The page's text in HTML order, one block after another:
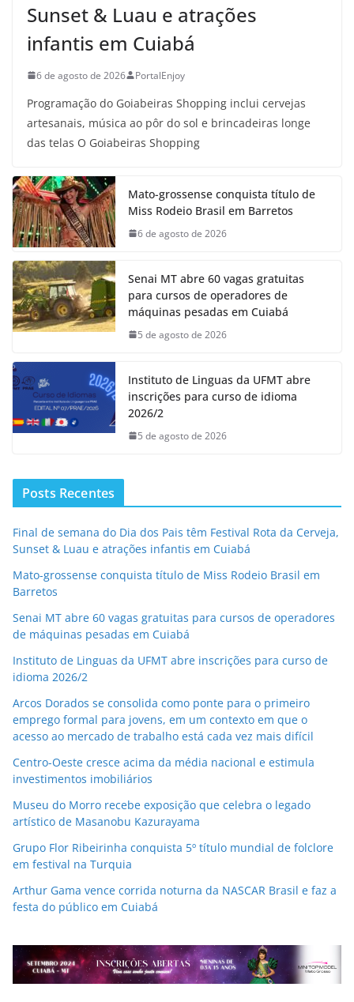
Sunset & Luau e atrações
infantis em Cuiabá
6 de agosto de 2026 PortalEnjoy
Programação do Goiabeiras Shopping inclui cervejas
artesanais, música ao pôr do sol e brincadeiras longe
das telas O Goiabeiras Shopping
Mato-grossense conquista título de
Miss Rodeio Brasil em Barretos
6 de agosto de 2026
Senai MT abre 60 vagas gratuitas
para cursos de operadores de
máquinas pesadas em Cuiabá
5 de agosto de 2026
Instituto de Linguas da UFMT abre
inscrições para curso de idioma
2026/2
5 de agosto de 2026
Posts Recentes
Final de semana do Dia dos Pais têm Festival Rota da Cerveja,
Sunset & Luau e atrações infantis em Cuiabá
Mato-grossense conquista título de Miss Rodeio Brasil em
Barretos
Senai MT abre 60 vagas gratuitas para cursos de operadores
de máquinas pesadas em Cuiabá
Instituto de Linguas da UFMT abre inscrições para curso de
idioma 2026/2
Arcos Dorados se consolida como ponte para o primeiro
emprego formal para jovens, em um contexto em que o
acesso ao mercado de trabalho está cada vez mais difícil
Centro-Oeste cresce acima da média nacional e estimula
investimentos imobiliários
Museu do Morro recebe exposição que celebra o legado
artístico de Masanobu Kazurayama
Grupo Flor Ribeirinha conquista 5º título mundial de folclore
em festival na Turquia
Arthur Gama vence corrida noturna da NASCAR Brasil e faz a
festa do público em Cuiabá